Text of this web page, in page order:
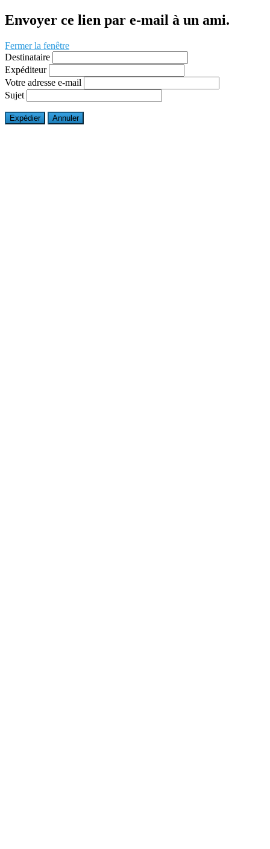
Envoyer ce lien par e-mail à un ami.
Fermer la fenêtre
Destinataire
Expéditeur
Votre adresse e-mail
Sujet
Expédier Annuler